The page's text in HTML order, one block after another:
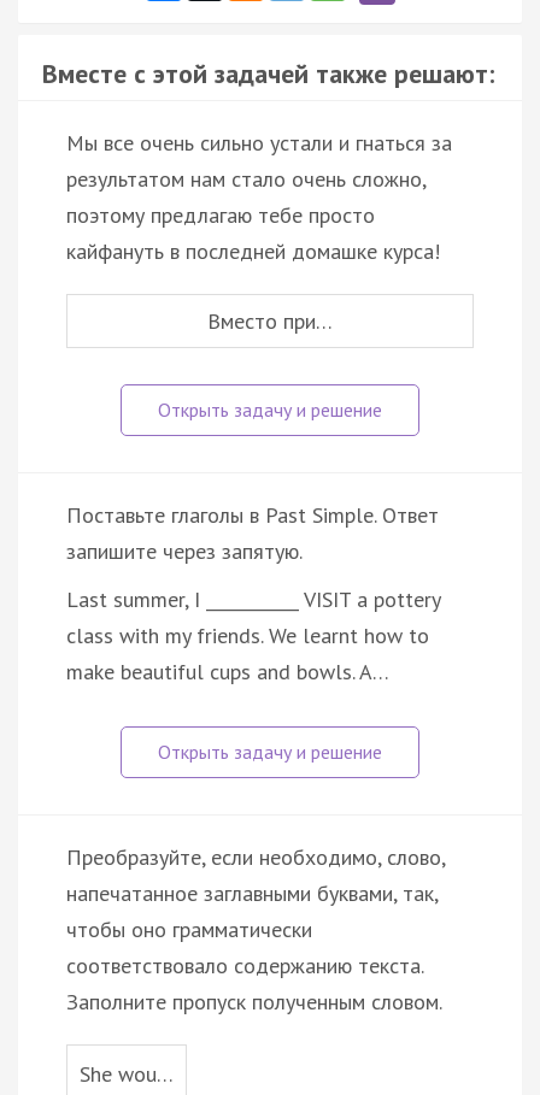
Вместе с этой задачей также решают:
Мы все очень сильно устали и гнаться за
результатом нам стало очень сложно,
поэтому предлагаю тебе просто
кайфануть в последней домашке курса!
Вместо при…
Поставьте глаголы в Past Simple. Ответ
запишите через запятую.
Last summer, I ___________ VISIT a pottery
class with my friends. We learnt how to
make beautiful cups and bowls. A…
Преобразуйте, если необходимо, слово,
напечатанное заглавными буквами, так,
чтобы оно грамматически
соответствовало содержанию текста.
Заполните пропуск полученным словом.
She wou…